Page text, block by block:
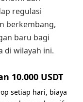
regulasi
berkembang,
baru bagi
di wilayah ini.
10.000 USDT
setiap hari, biaya